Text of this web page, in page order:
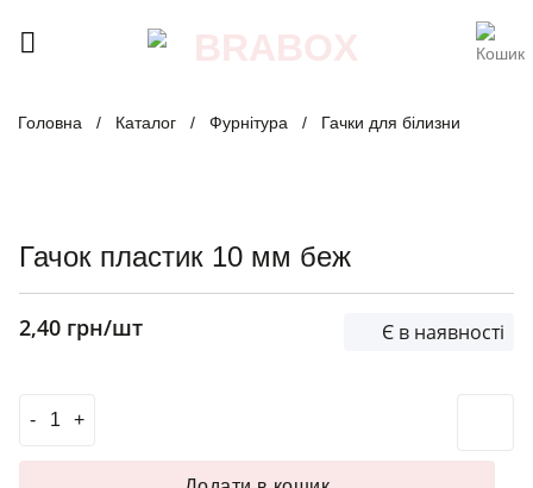
Головна / Каталог / Фурнітура / Гачки для білизни
Гачок пластик 10 мм беж
2,40 грн/шт Є в наявності
Гачок пластик 10 мм беж кількість